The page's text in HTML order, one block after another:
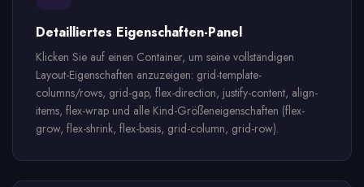
Detailliertes Eigenschaften-Panel
Klicken Sie auf einen Container, um seine vollständigen
Layout-Eigenschaften anzuzeigen: grid-template-
columns/rows, grid-gap, flex-direction, justify-content, align-
items, flex-wrap und alle Kind-Größeneigenschaften (flex-
grow, flex-shrink, flex-basis, grid-column, grid-row).